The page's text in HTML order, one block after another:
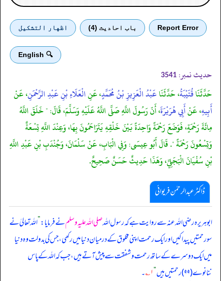
Report Error باب احادیث (4) اظهار التشكيل
🔍 English
حدیث نمبر: 3541
حَدَّثَنَاقُتَيْبَةُ، حَدَّثَنَاعَبْدُ الْعَزِيزِ بْنُ مُحَمَّدٍ، عَنِالْعَلَاءِ بْنِ عَبْدِ الرَّحْمَنِ، عَنْ
أَبِيهِ، عَنْأَبِي هُرَيْرَةَ، أَنّ رَسُولَ اللَّهِ صَلَّى اللَّهُ عَلَيْهِ وَسَلَّمَ، قَالَ: " خَلَقَ اللَّهُ
مِائَةَ رَحْمَةٍ، فَوَضَعَ رَحْمَةً وَاحِدَةً بَيْنَ خَلْقِهِ يَتَرَاحَمُونَ بِهَا، وَعِنْدَ اللَّهِ تِسْعَةٌ
وَتِسْعُونَ رَحْمَةً ". قَالَ أَبُو عِيسَى: وَفِي الْبَابِ، عَنْ سَلْمَانَ، وَجُنْدَبِ بْنِ عَبْدِ اللَّهِ
بْنِ سُفْيَانَ الْبَجَلِيِّ، وَهَذَا حَدِيثٌ حَسَنٌ صَحِيحٌ.
ڈاکٹر عبدالرحمٰن فریوائی
ابوہریرہ رضی الله عنہ سے روایت ہے کہرسول اللہصلی اللہ علیہ وسلمنے فرمایا:”اللہ تعالیٰ نے
سو رحمتیں پیدا کیں اور ایک رحمت اپنی مخلوق کے درمیان دنیا میں رکھی، جس کی بدولت وہ دنیا
میں ایک دوسرے کے ساتھ رحمت و شفقت سے پیش آتے ہیں، جب کہ اللہ کے پاس
ننانوے (۹۹) رحمتیں ہیں
“۱؎ ۔